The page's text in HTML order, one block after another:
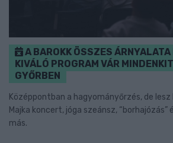
A BAROKK ÖSSZES ÁRNYALATA
KIVÁLÓ PROGRAM VÁR
GYŐRBEN
Középpontban a hagyományőrzés, de lesz
Majka koncert, jóga szeánsz, “borhajózás”
más.